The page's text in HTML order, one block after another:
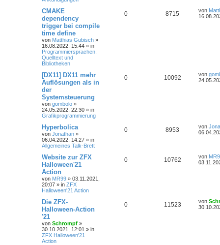
CMAKE
dependency
trigger bei compile
time define
von Matthias Gubisch »
16.08.2022, 15:44 » in
Programmiersprachen,
Quelltext und
Bibliotheken
0 8715 von
[DX11] DX11 mehr
Auflösungen als in
der
Systemsteuerung
von gombolo »
24.05.2022, 22:30 » in
Grafikprogrammierung
0 10092 von
Hyperbolica
von Jonathan »
06.04.2022, 14:27 » in
Allgemeines Talk-Brett
0 8953 von
Website zur ZFX
Halloween'21
Action
von MR99 » 03.11.2021,
20:07 » in ZFX
Halloween'21 Action
0 10762 von
Die ZFX-
Halloween-Action
'21
von Schrompf »
30.10.2021, 12:01 » in
ZFX Halloween'21
Action
0 11523 von